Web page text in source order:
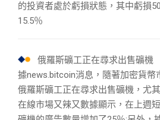
的投資者處於虧損狀態，其中虧損
15.5％
俄羅斯礦工正在尋求出售礦機
據news.bitcoin消息，隨著加密貨幣
俄羅斯礦工正在尋求出售礦機，尤
在線市場又辣又數據顯示，在上週